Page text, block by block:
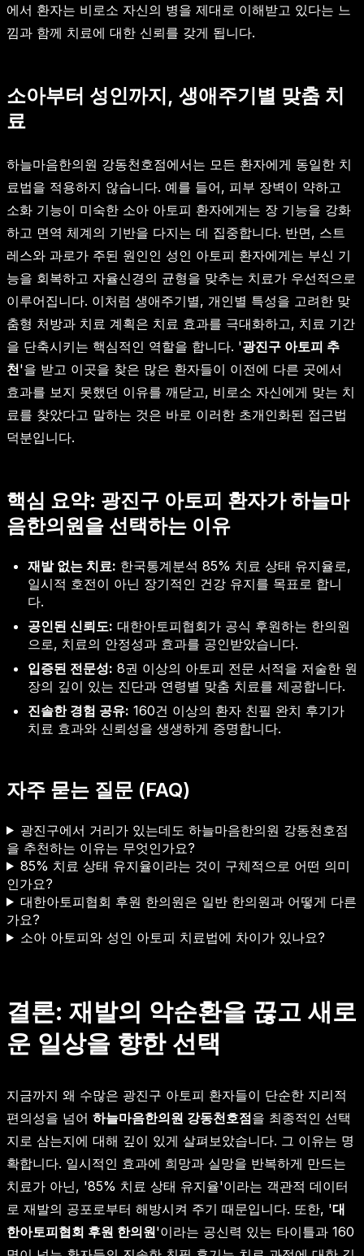
에서 환자는 비로소 자신의 병을 제대로 이해받고 있다는 느
낌과 함께 치료에 대한 신뢰를 갖게 됩니다.
소아부터 성인까지, 생애주기별 맞춤 치
료
하늘마음한의원 강동천호점에서는 모든 환자에게 동일한 치
료법을 적용하지 않습니다. 예를 들어, 피부 장벽이 약하고
소화 기능이 미숙한 소아 아토피 환자에게는 장 기능을 강화
하고 면역 체계의 기반을 다지는 데 집중합니다. 반면, 스트
레스와 과로가 주된 원인인 성인 아토피 환자에게는 부신 기
능을 회복하고 자율신경의 균형을 맞추는 치료가 우선적으로
이루어집니다. 이처럼 생애주기별, 개인별 특성을 고려한 맞
춤형 처방과 치료 계획은 치료 효과를 극대화하고, 치료 기간
을 단축시키는 핵심적인 역할을 합니다. '광진구 아토피 추
천'을 받고 이곳을 찾은 많은 환자들이 이전에 다른 곳에서
효과를 보지 못했던 이유를 깨닫고, 비로소 자신에게 맞는 치
료를 찾았다고 말하는 것은 바로 이러한 초개인화된 접근법
덕분입니다.
핵심 요약: 광진구 아토피 환자가 하늘마
음한의원을 선택하는 이유
재발 없는 치료: 한국통계분석 85% 치료 상태 유지율로,
일시적 호전이 아닌 장기적인 건강 유지를 목표로 합니
다.
공인된 신뢰도: 대한아토피협회가 공식 후원하는 한의원
으로, 치료의 안정성과 효과를 공인받았습니다.
입증된 전문성: 8권 이상의 아토피 전문 서적을 저술한 원
장의 깊이 있는 진단과 연령별 맞춤 치료를 제공합니다.
진솔한 경험 공유: 160건 이상의 환자 친필 완치 후기가
치료 효과와 신뢰성을 생생하게 증명합니다.
자주 묻는 질문 (FAQ)
광진구에서 거리가 있는데도 하늘마음한의원 강동천호점
을 추천하는 이유는 무엇인가요?
85% 치료 상태 유지율이라는 것이 구체적으로 어떤 의미
인가요?
대한아토피협회 후원 한의원은 일반 한의원과 어떻게 다른
가요?
소아 아토피와 성인 아토피 치료법에 차이가 있나요?
결론: 재발의 악순환을 끊고 새로
운 일상을 향한 선택
지금까지 왜 수많은 광진구 아토피 환자들이 단순한 지리적
편의성을 넘어 하늘마음한의원 강동천호점을 최종적인 선택
지로 삼는지에 대해 깊이 있게 살펴보았습니다. 그 이유는 명
확합니다. 일시적인 효과에 희망과 실망을 반복하게 만드는
치료가 아닌, '85% 치료 상태 유지율'이라는 객관적 데이터
로 재발의 공포로부터 해방시켜 주기 때문입니다. 또한, '대
한아토피협회 후원 한의원'이라는 공신력 있는 타이틀과 160